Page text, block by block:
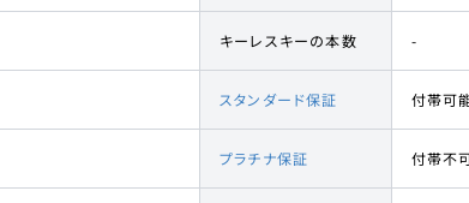
キーレスキーの本数 -
スタンダード保証 付帯可
プラチナ保証 付帯不